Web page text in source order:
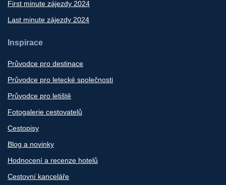
First minute zájezdy 2024
Last minute zájezdy 2024
Inspirace
Průvodce pro destinace
Průvodce pro letecké společnosti
Průvodce pro letiště
Fotogalerie cestovatelů
Cestopisy
Blog a novinky
Hodnocení a recenze hotelů
Cestovní kanceláře